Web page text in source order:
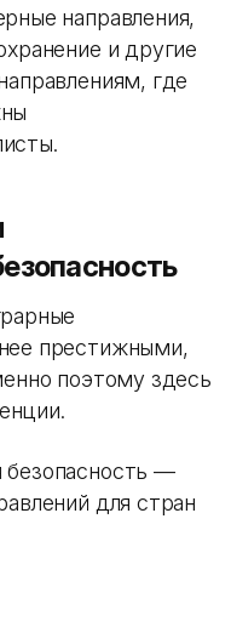
направления,
и другие
где
престижными,
поэтому здесь
безопасность —
для стран